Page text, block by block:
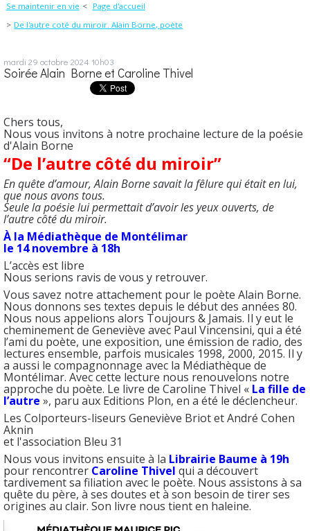
Se maintenir en vie
Page d'accueil
De l'autre coté du miroir. Alain Borne, poète
mardi 29 octobre 2024 10h03
Soirée Alain Borne et Caroline Thivel
Chers tous,
Nous vous invitons à notre prochaine lecture de la poésie
d'Alain Borne
“De l’autre côté du miroir”
En quête d’amour, Alain Borne savait la fêlure qui était en lui,
que nous avons tous.
Seule la poésie lui permettait d’avoir les yeux ouverts, de
l’autre côté du miroir.
À la Médiathèque de Montélimar
le 14 novembre à 18h
L’accès est libre
Nous serions ravis de vous y retrouver.
Vous savez notre attachement pour le poète Alain Borne.
Nous donnons ses textes depuis le début des années 80.
Nous nous appelions alors Toujours & Jamais. Il y eut le
cheminement de Geneviève avec Paul Vincensini, qui a été
l’ami du poète, une exposition, une émission de radio, des
lectures ensemble, parfois musicales 1998, 2000, 2015. Il y
a aussi le compagnonnage avec la Médiathèque de
Montélimar. Avec cette lecture nous renouvelons notre
approche du poète. Le livre de Caroline Thivel « La fille de
l’autre », paru aux Editions Plon, en a été le déclencheur.
Les Colporteurs-liseurs Geneviève Briot et André Cohen
Aknin
et l'association Bleu 31
Nous vous invitons ensuite à la Librairie Baume à 19h
pour rencontrer Caroline Thivel qui a découvert
tardivement sa filiation avec le poète. Nous assistons à sa
quête du père, à ses doutes et à son besoin de tirer ses
origines au clair. Son livre nous tient en haleine.